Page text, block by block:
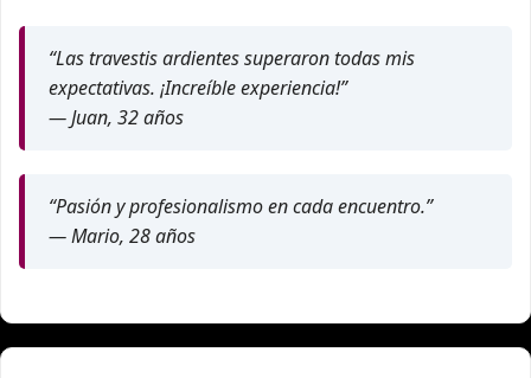
“Las travestis ardientes superaron todas mis
expectativas. ¡Increíble experiencia!”
— Juan, 32 años
“Pasión y profesionalismo en cada encuentro.”
— Mario, 28 años